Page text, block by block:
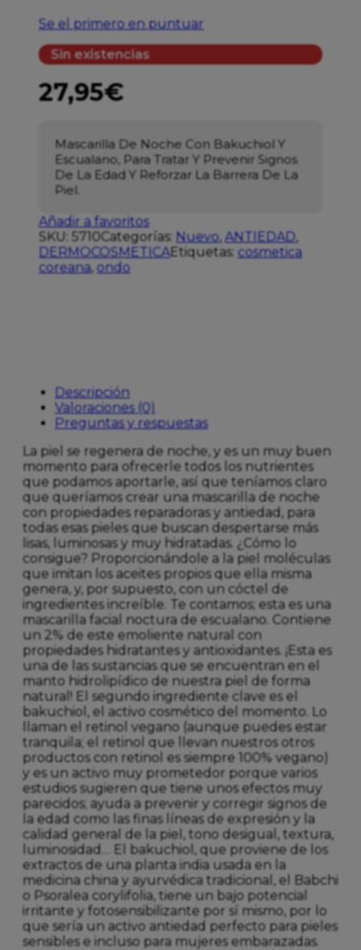
Se el primero en puntuar
Sin existencias
27,95€
Mascarilla De Noche Con Bakuchiol Y
Escualano, Para Tratar Y Prevenir Signos
De La Edad Y Reforzar La Barrera De La
Piel.
Añadir a favoritos
SKU: 5710Categorías: Nuevo, ANTIEDAD,
DERMOCOSMETICAEtiquetas: cosmetica
coreana, ondo
Descripción
Valoraciones (0)
Preguntas y respuestas
La piel se regenera de noche, y es un muy buen
momento para ofrecerle todos los nutrientes
que podamos aportarle, así que teníamos claro
que queríamos crear una mascarilla de noche
con propiedades reparadoras y antiedad, para
todas esas pieles que buscan despertarse más
lisas, luminosas y muy hidratadas. ¿Cómo lo
consigue? Proporcionándole a la piel moléculas
que imitan los aceites propios que ella misma
genera, y, por supuesto, con un cóctel de
ingredientes increíble. Te contamos; esta es una
mascarilla facial noctura de escualano. Contiene
un 2% de este emoliente natural con
propiedades hidratantes y antioxidantes. ¡Esta es
una de las sustancias que se encuentran en el
manto hidrolipídico de nuestra piel de forma
natural! El segundo ingrediente clave es el
bakuchiol, el activo cosmético del momento. Lo
llaman el retinol vegano (aunque puedes estar
tranquila; el retinol que llevan nuestros otros
productos con retinol es siempre 100% vegano)
y es un activo muy prometedor porque varios
estudios sugieren que tiene unos efectos muy
parecidos; ayuda a prevenir y corregir signos de
la edad como las finas líneas de expresión y la
calidad general de la piel, tono desigual, textura,
luminosidad… El bakuchiol, que proviene de los
extractos de una planta india usada en la
medicina china y ayurvédica tradicional, el Babchi
o Psoralea corylifolia, tiene un bajo potencial
irritante y fotosensibilizante por sí mismo, por lo
que sería un activo antiedad perfecto para pieles
sensibles e incluso para mujeres embarazadas.